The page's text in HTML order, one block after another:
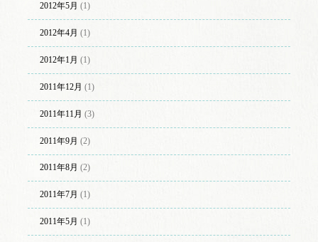
2012年5月 (1)
2012年4月 (1)
2012年1月 (1)
2011年12月 (1)
2011年11月 (3)
2011年9月 (2)
2011年8月 (2)
2011年7月 (1)
2011年5月 (1)